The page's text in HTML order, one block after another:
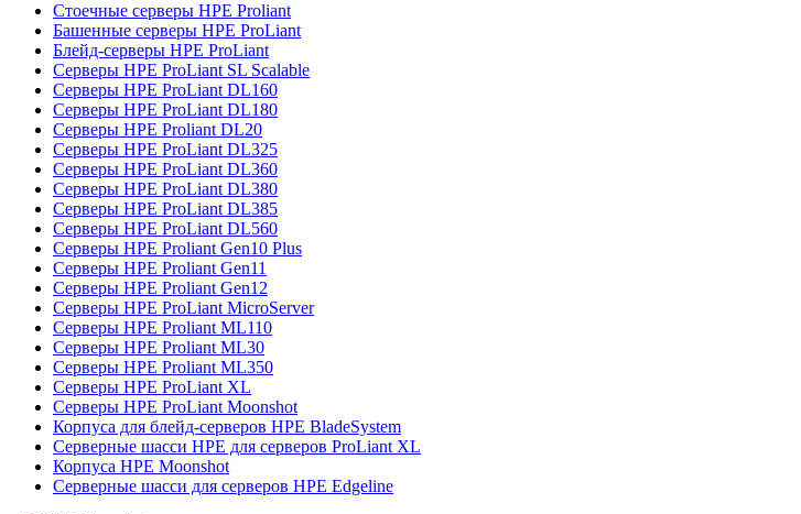
Стоечные серверы HPE Proliant
Башенные серверы HPE ProLiant
Блейд-серверы HPE ProLiant
Серверы HPE ProLiant SL Scalable
Серверы HPE ProLiant DL160
Серверы HPE ProLiant DL180
Серверы HPE Proliant DL20
Серверы HPE ProLiant DL325
Серверы HPE ProLiant DL360
Серверы HPE ProLiant DL380
Серверы HPE ProLiant DL385
Серверы HPE ProLiant DL560
Серверы HPE Proliant Gen10 Plus
Серверы HPE Proliant Gen11
Серверы HPE Proliant Gen12
Серверы HPE ProLiant MicroServer
Серверы HPE Proliant ML110
Серверы HPE Proliant ML30
Серверы HPE Proliant ML350
Серверы HPE ProLiant XL
Серверы HPE ProLiant Moonshot
Корпуса для блейд-серверов HPE BladeSystem
Серверные шасси HPE для серверов ProLiant XL
Корпуса HPE Moonshot
Серверные шасси для серверов HPE Edgeline